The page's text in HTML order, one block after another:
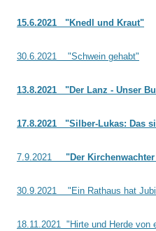
15.6.2021 "Knedl und Kraut"
30.6.2021 "Schwein gehabt"
13.8.2021 "Der Lanz - Unser
17.8.2021 "Silber-Lukas: Das
7.9.2021 "Der
30.9.2021 "Ein Rathaus hat
18.11.2021 "Hirte und Herde von